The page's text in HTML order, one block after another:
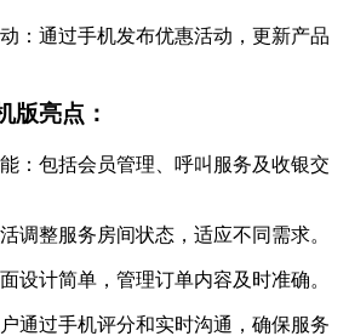
：通过手机发布优惠活动，更新产品
版亮点：
：包括会员管理、呼叫服务及收银交
调整服务房间状态，适应不同需求。
设计简单，管理订单内容及时准确。
通过手机评分和实时沟通，确保服务